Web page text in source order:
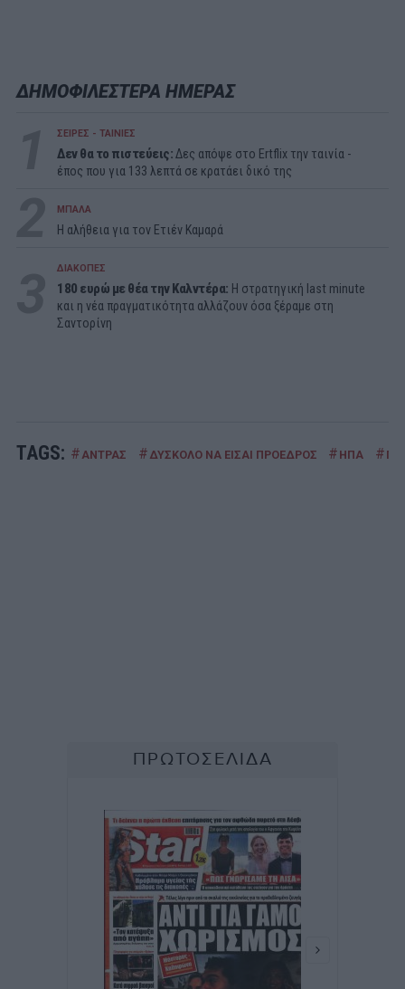
ΔΗΜΟΦΙΛΕΣΤΕΡΑ ΗΜΕΡΑΣ
ΣΕΙΡΕΣ - ΤΑΙΝΙΕΣ
Δεν θα το πιστεύεις:Δες απόψε στο Ertflix την ταινία -
έπος που για 133 λεπτά σε κρατάει δικό της
ΜΠΑΛΑ
Η αλήθεια για τον Ετιέν Καμαρά
ΔΙΑΚΟΠΕΣ
180 ευρώ με θέα την Καλντέρα: Η στρατηγική last minute
και η νέα πραγματικότητα αλλάζουν όσα ξέραμε στη
Σαντορίνη
TAGS: # ΑΝΤΡΑΣ # ΔΥΣΚΟΛΟ ΝΑ ΕΙΣΑΙ ΠΡΟΕΔΡΟΣ # ΗΠΑ #